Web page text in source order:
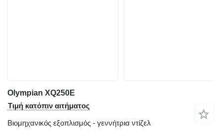
Olympian XQ250E
Τιμή κατόπιν αιτήματος
Βιομηχανικός εξοπλισμός - γεννήτρια ντίζελ